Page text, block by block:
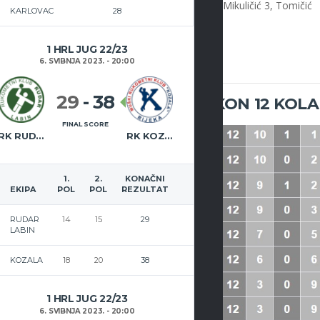
KARLOVAC 28
1 HRL JUG 22/23
6. SVIBNJA 2023. - 20:00
RK RUDAR LABIN RK KOZALA
29 -38
FINAL SCORE
EKIPA
1.
POL
2.
POL
KONAČNI
REZULTAT
RUDAR
LABIN
14 15 29
KOZALA 18 20 38
1 HRL JUG 22/23
6. SVIBNJA 2023. - 20:00
Perić, Velagić, Muratović, Derosi 1, Milić, Mikuličić 3, Tomičić
10 minuta
DRUGA HMRL ZAPAD – NAKON 12 KOLA